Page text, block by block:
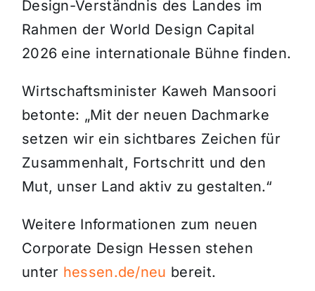
Design-Verständnis des Landes im
Rahmen der World Design Capital
2026 eine internationale Bühne finden.
Wirtschaftsminister Kaweh Mansoori
betonte: „Mit der neuen Dachmarke
setzen wir ein sichtbares Zeichen für
Zusammenhalt, Fortschritt und den
Mut, unser Land aktiv zu gestalten.“
Weitere Informationen zum neuen
Corporate Design Hessen stehen
unter hessen.de/neu bereit.